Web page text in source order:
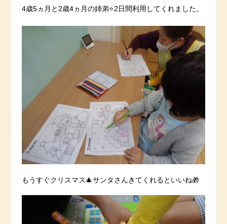
4歳5ヵ月と2歳4ヵ月の姉弟⭐️2日間利用してくれました。
もうすぐクリスマス🎄サンタさんきてくれるといいね🎁